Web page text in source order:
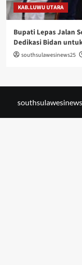
KAB.LUWU UTARA
Bupati Lepas Jalan
Dedikasi Bidan
southsulawesinews25